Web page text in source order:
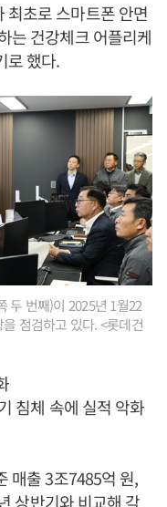
최초로 스마트폰 안면
는 건강체크 어플리케
로 했다.
두 번째)이 2025년 1월22
점검하고 있다. <롯데건
침체 속에 실적 악화
매출 3조7485억 원,
상반기와 비교해 각